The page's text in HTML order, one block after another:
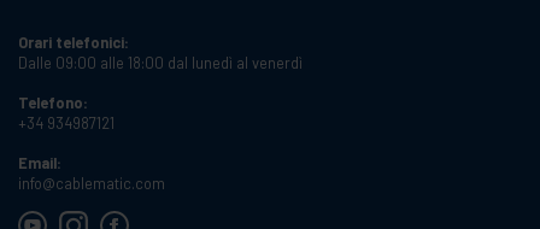
Orari telefonici:
Dalle 09:00 alle 18:00 dal lunedì al venerdì
Telefono:
+34 934987121
Email:
info@cablematic.com